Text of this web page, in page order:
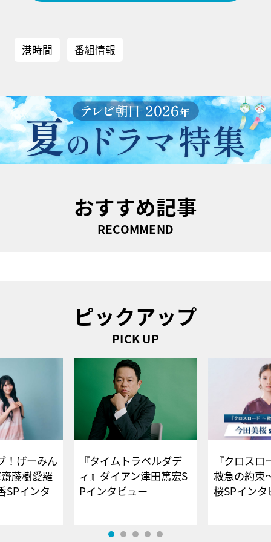
港時間 番組情報
おすすめ記事
RECOMMEND
ピックアップ
PICK UP
！げーみん
藤樹愛羅
SPインタ
『タイムトラベルダデ
ィ』ダイアン津田篤宏S
Pインタビュー
『クロス
救急の約束
桜SPイ